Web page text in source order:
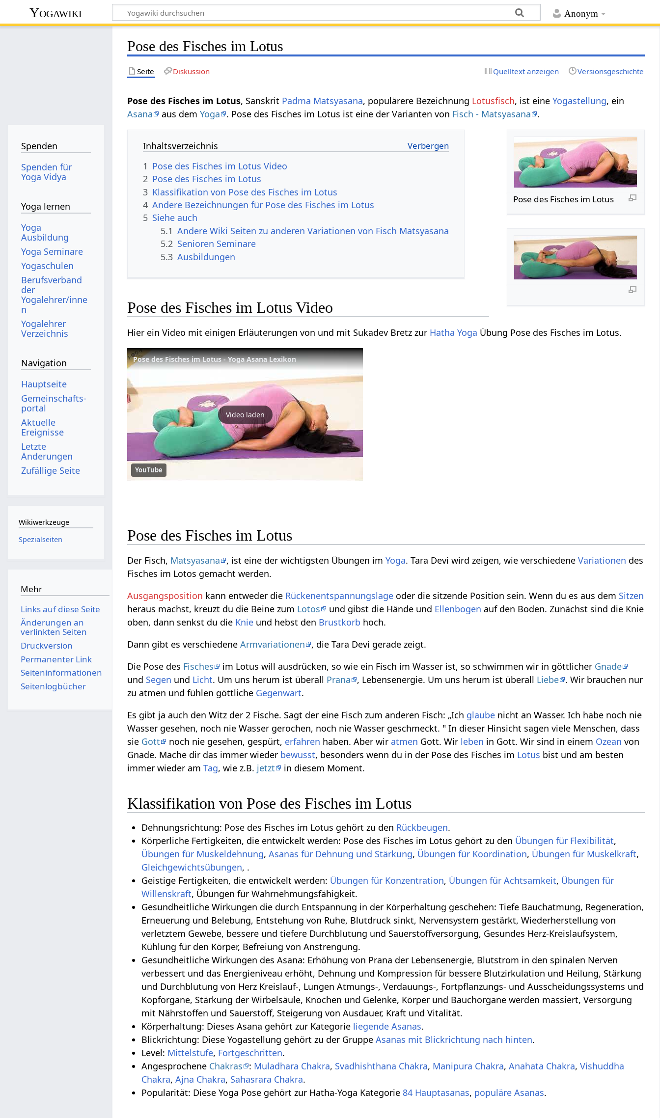
Anonym
Yogawiki
Pose des Fisches im Lotus
Seite Diskussion Quelltext anzeigen Versionsgeschichte
Pose des Fisches im Lotus, Sanskrit Padma Matsyasana, populärere Bezeichnung Lotusfisch, ist eineYogastellung, ein
Asana
aus demYoga . Pose des Fisches im Lotus ist eine der Varianten von Fisch - Matsyasana .
Pose des Fisches im Lotus
Inhaltsverzeichnis
1 Pose des Fisches im Lotus Video
2 Pose des Fisches im Lotus
3 Klassifikation von Pose des Fisches im Lotus
4 Andere Bezeichnungen für Pose des Fisches im Lotus
5 Siehe auch
5.1 Andere Wiki Seiten zu anderen Variationen von Fisch Matsyasana
5.2 Senioren Seminare
5.3 Ausbildungen
Pose des Fisches im Lotus Video
Hier ein Video mit einigen Erläuterungen von und mit Sukadev Bretz zur Hatha Yoga Übung Pose des Fisches im Lotus.
Pose des Fisches im Lotus - Yoga Asana Lexikon
Video laden
YouTube
Pose des Fisches im Lotus
Der Fisch, Matsyasana , ist eine der wichtigsten Übungen imYoga. Tara Devi wird zeigen, wie verschiedeneVariationen des
Fisches im Lotos gemacht werden.
Ausgangsposition kann entweder die Rückenentspannungslage oder die sitzende Position sein. Wenn du es aus dem Sitzen
heraus machst, kreuzt du die Beine zum Lotos und gibst die Hände und Ellenbogen auf den Boden. Zunächst sind die Knie
oben, dann senkst du die Knie und hebst den Brustkorb hoch.
Dann gibt es verschiedeneArmvariationen
, die Tara Devi gerade zeigt.
Die Pose des Fisches im Lotus will ausdrücken, so wie ein Fisch im Wasser ist, so schwimmen wir in göttlicher Gnade
und Segen und Licht. Um uns herum ist überall Prana , Lebensenergie. Um uns herum ist überall Liebe . Wir brauchen nur
zu atmen und fühlen göttliche Gegenwart.
Es gibt ja auch den Witz der 2 Fische. Sagt der eine Fisch zum anderen Fisch: „Ich glaube nicht an Wasser. Ich habe noch nie
Wasser gesehen, noch nie Wasser gerochen, noch nie Wasser geschmeckt. " In dieser Hinsicht sagen viele Menschen, dass
sie Gott noch nie gesehen, gespürt, erfahren haben. Aber wir atmen Gott. Wir leben in Gott. Wir sind in einem Ozean von
Gnade. Mache dir das immer wieder bewusst, besonders wenn du in der Pose des Fisches im Lotus bist und am besten
immer wieder amTag, wie z.B. jetzt in diesem Moment.
Klassifikation von Pose des Fisches im Lotus
Dehnungsrichtung: Pose des Fisches im Lotus gehört zu den Rückbeugen.
Körperliche Fertigkeiten, die entwickelt werden: Pose des Fisches im Lotus gehört zu den Übungen für Flexibilität,
Übungen für Muskeldehnung,Asanas für Dehnung und Stärkung, Übungen für Koordination, Übungen für Muskelkraft,
, .
Geistige Fertigkeiten, die entwickelt werden: Übungen für Konzentration, Übungen für Achtsamkeit, Übungen für
Willenskraft, Übungen für Wahrnehmungsfähigkeit.
Gesundheitliche Wirkungen die durch Entspannung in der Körperhaltung geschehen‏‎: Tiefe Bauchatmung, Regeneration,
Erneuerung und Belebung, Entstehung von Ruhe, Blutdruck sinkt, Nervensystem gestärkt, Wiederherstellung von
verletztem Gewebe, bessere und tiefere Durchblutung und Sauerstoffversorgung, Gesundes Herz-Kreislaufsystem,
Kühlung für den Körper, Befreiung von Anstrengung.
Gesundheitliche Wirkungen des Asana: Erhöhung von Prana der Lebensenergie, Blutstrom in den spinalen Nerven
verbessert und das Energieniveau erhöht, Dehnung und Kompression für bessere Blutzirkulation und Heilung, Stärkung
und Durchblutung von Herz Kreislauf-, Lungen Atmungs-, Verdauungs-, Fortpflanzungs- und Ausscheidungssystems und
Kopforgane, Stärkung der Wirbelsäule, Knochen und Gelenke, Körper und Bauchorgane werden massiert, Versorgung
mit Nährstoffen und Sauerstoff, Steigerung von Ausdauer, Kraft und Vitalität.
Körperhaltung: Dieses Asana gehört zur Kategorie liegende Asanas.
Blickrichtung: Diese Yogastellung gehört zu der GruppeAsanas mit Blickrichtung nach hinten.
Level: Mittelstufe, Fortgeschritten.
Angesprochene Chakras : Muladhara Chakra, Svadhishthana Chakra, Manipura Chakra,Anahata Chakra,Vishuddha
Chakra,Ajna Chakra, Sahasrara Chakra.
Popularität: Diese Yoga Pose gehört zur Hatha-Yoga Kategorie 84 Hauptasanas, populäre Asanas.
Spenden
Spenden für
Yoga Vidya
Yoga lernen
Yoga
Ausbildung
Yoga Seminare
Yogaschulen
Berufsverband
der
Yogalehrer/inne
n
Yogalehrer
Verzeichnis
Navigation
Hauptseite
Gemeinschafts­
portal
Aktuelle
Ereignisse
Letzte
Änderungen
Zufällige Seite
Wikiwerkzeuge
Spezialseiten
Mehr
Links auf diese Seite
Änderungen an
verlinkten Seiten
Druckversion
Permanenter Link
Seiten­­informationen
Seitenlogbücher